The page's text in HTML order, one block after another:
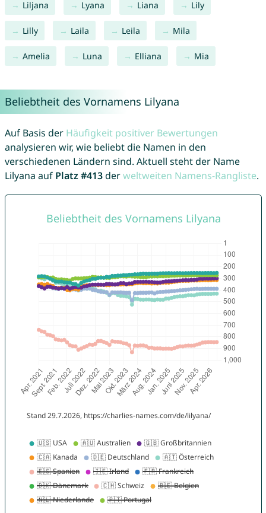
Liljana Lyana Liana Lily
Lilly Laila Leila Mila
Amelia Luna Elliana Mia
Beliebtheit des Vornamens Lilyana
Auf Basis der Häufigkeit positiver Bewertungen
analysieren wir, wie beliebt die Namen in den
verschiedenen Ländern sind. Aktuell steht der Name
Lilyana auf Platz #413derweltweiten Namens-Rangliste.